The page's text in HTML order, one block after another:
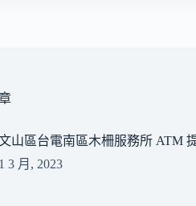
山區台電南區木柵服務所 ATM
3 月, 2023